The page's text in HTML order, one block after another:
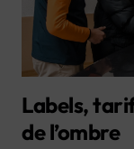
Labels,
de l’ombre